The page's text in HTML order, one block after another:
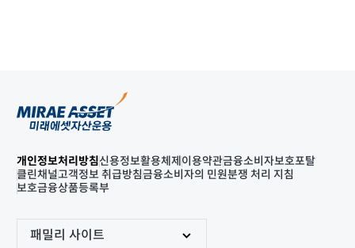
개인정보처리방침신용정보활용체제 이용약관금융소비자보호포탈
클린채널고객정보 취급방침금융소비자의 민원분쟁 처리 지침
보호금융상품등록부
패밀리 사이트